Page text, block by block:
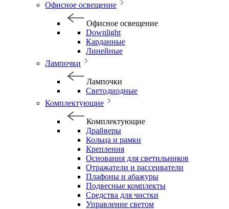
Офисное освещение
Офисное освещение
Downlight
Карданные
Линейные
Лампочки
Лампочки
Светодиодные
Комплектующие
Комплектующие
Драйверы
Кольца и рамки
Крепления
Основания для светильников
Отражатели и рассеиватели
Плафоны и абажуры
Подвесные комплекты
Средства для чистки
Управление светом